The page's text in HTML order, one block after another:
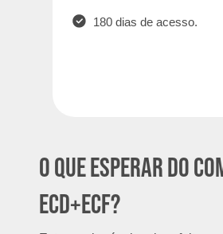
180 dias de acesso.
O QUE ESPERAR DO
ECD+ECF?